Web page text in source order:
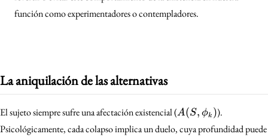
función como experimentadores o contempladores.
La aniquilación de las alternativas
El sujeto siempre sufre una afectación existencial ( A(S,
\phi_k)
A(S, ϕk )).
Psicológicamente, cada colapso implica un duelo, cuya profundidad puede